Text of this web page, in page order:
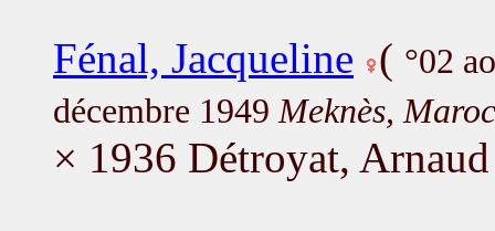
Fénal, Jacqueline ( °02
décembre 1949 Meknès, Maroc
× 1936 Détroyat, Arnaud